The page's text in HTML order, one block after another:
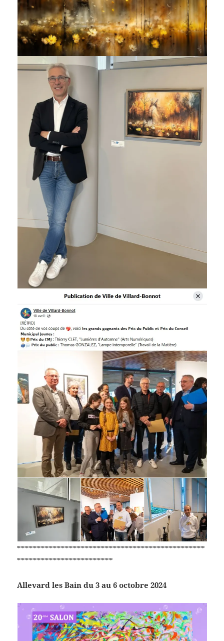
***********************************************
************************
Allevard les Bain du 3 au 6 octobre 2024